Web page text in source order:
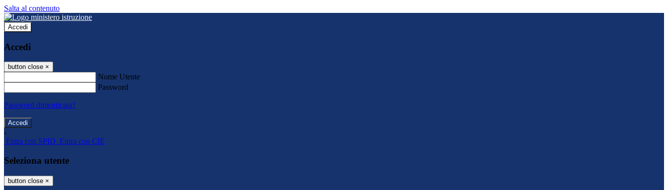
Salta al contenuto
Accedi
Accedi
button close ×
Nome Utente
Password
Password dimenticata?
-
Entra con SPID Entra con CIE
Seleziona utente
button close ×